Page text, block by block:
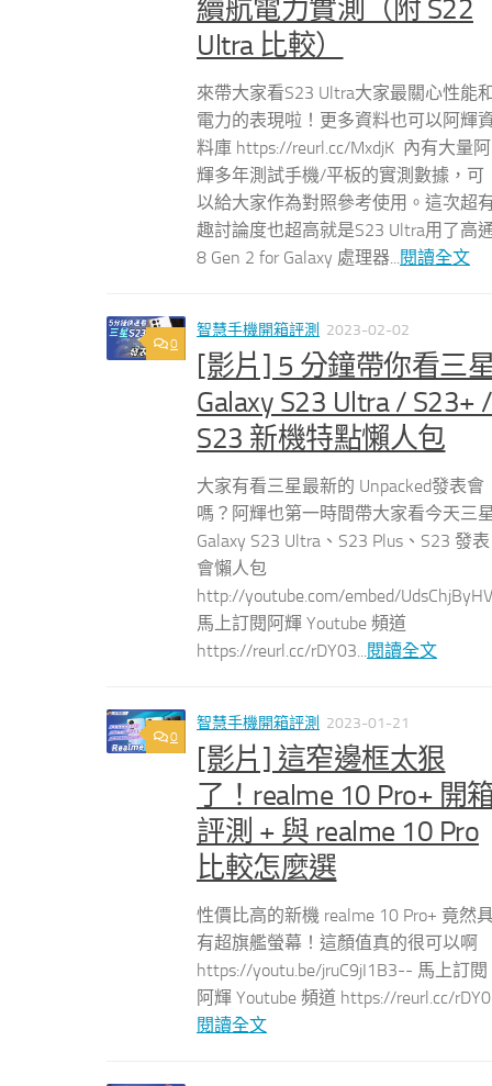
續航電力實測（附 S22
Ultra 比較）
來帶大家看S23 Ultra大家最關心性能
電力的表現啦！更多資料也可以阿輝
料庫 https://reurl.cc/MxdjK 內有大量阿
輝多年測試手機/平板的實測數據，可
以給大家作為對照參考使用。這次超
趣討論度也超高就是S23 Ultra用了高
8 Gen 2 for Galaxy 處理器... 閱讀全文
0
智慧手機開箱評測 2023-02-02
[影片] 5 分鐘帶你看三
Galaxy S23 Ultra / S23+ /
S23 新機特點懶人包
大家有看三星最新的 Unpacked發表會
嗎？阿輝也第一時間帶大家看今天三
Galaxy S23 Ultra、S23 Plus、S23 發表
會懶人包
http://youtube.com/embed/
馬上訂閱阿輝 Youtube 頻道
https://reurl.cc/rDY03...
閱讀全文
0
智慧手機開箱評測 2023-01-21
[影片] 這窄邊框太狠
了！realme 10 Pro+ 開
評測 + 與 realme 10 Pro
比較怎麼選
性價比高的新機 realme 10 Pro+ 竟然
有超旗艦螢幕！這顏值真的很可以啊
https://youtu.be/jruC9jI1B3-- 馬上訂閱
阿輝 Youtube 頻道 https://reurl.cc/
閱讀全文